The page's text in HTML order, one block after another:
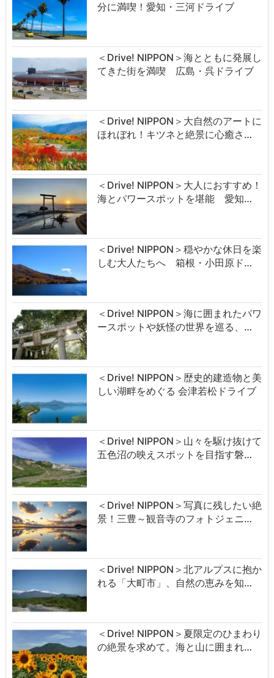
分に満喫！愛知・三河ドライブ
＜Drive! NIPPON＞海とともに発展し
てきた街を満喫 広島・呉ドライブ
＜Drive! NIPPON＞大自然のアートに
ほれぼれ！キツネと絶景に心癒さ…
＜Drive! NIPPON＞大人におすすめ！
海とパワースポットを堪能 愛知…
＜Drive! NIPPON＞穏やかな休日を楽
しむ大人たちへ 箱根・小田原ド…
＜Drive! NIPPON＞海に囲まれたパワ
ースポットや妖怪の世界を巡る、…
＜Drive! NIPPON＞歴史的建造物と美
しい湖畔をめぐる 会津若松ドライブ
＜Drive! NIPPON＞山々を駆け抜けて
五色沼の映えスポットを目指す磐…
＜Drive! NIPPON＞写真に残したい絶
景！三豊～観音寺のフォトジェニ…
＜Drive! NIPPON＞北アルプスに抱か
れる「大町市」、自然の恵みを知…
＜Drive! NIPPON＞夏限定のひまわり
の絶景を求めて。海と山に囲まれ…